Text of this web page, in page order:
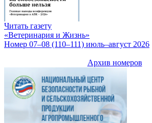
Читать газету
«Ветеринария и Жизнь»
Номер 07–08 (110–111) июль–август 2026
Архив номеров